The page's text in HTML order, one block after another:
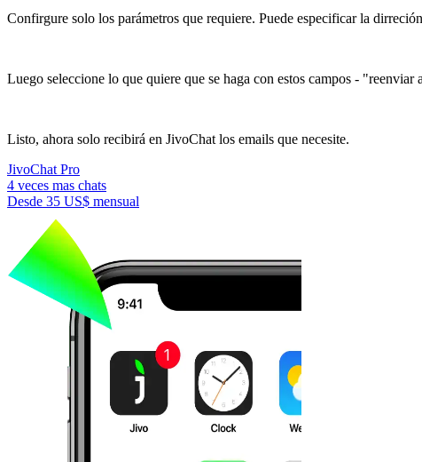
Confirgure solo los parámetros que requiere. Puede especificar la
Luego seleccione lo que quiere que se haga con estos campos -
Listo, ahora solo recibirá en JivoChat los emails que necesite.
JivoChat Pro
4 veces mas chats
Desde 35 US$ mensual